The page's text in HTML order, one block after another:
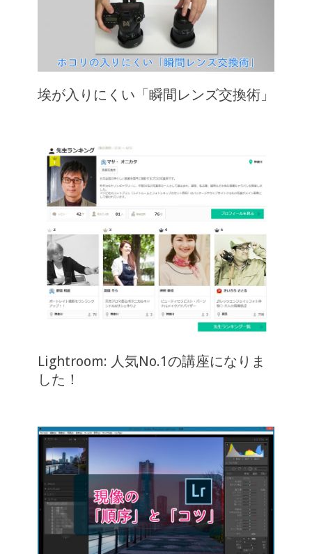
埃が入りにくい「瞬間レンズ交換術」
Lightroom: 人気No.1の講座になりま
した！